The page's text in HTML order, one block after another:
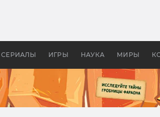
СЕРИАЛЫ ИГРЫ НАУКА МИРЫ
бы «Властелина